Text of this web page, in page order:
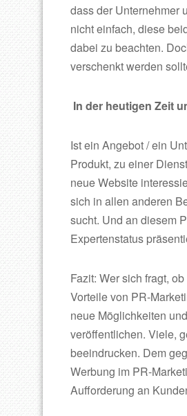
dass der Unternehmer
nicht einfach, diese
dabei zu beachten.
verschenkt werden
In der heutigen Zeit
Ist ein Angebot / ein
Produkt, zu einer
neue Website
sich in allen anderen
sucht. Und an diesem
Expertenstatus
Fazit: Wer sich fragt,
Vorteile von PR-
neue Möglichkeiten
veröffentlichen. Viele,
beeindrucken. Dem
Werbung im PR-
Aufforderung an